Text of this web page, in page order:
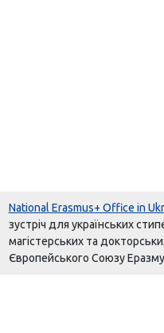
National Erasmus+ Office in
зустріч для українських
магістерських та
Європейського Союзу